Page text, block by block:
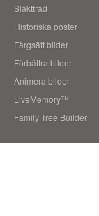
Släktträd
Historiska poster
Färgsätt bilder
Förbättra bilder
Animera bilder
LiveMemory™
Family Tree Builder